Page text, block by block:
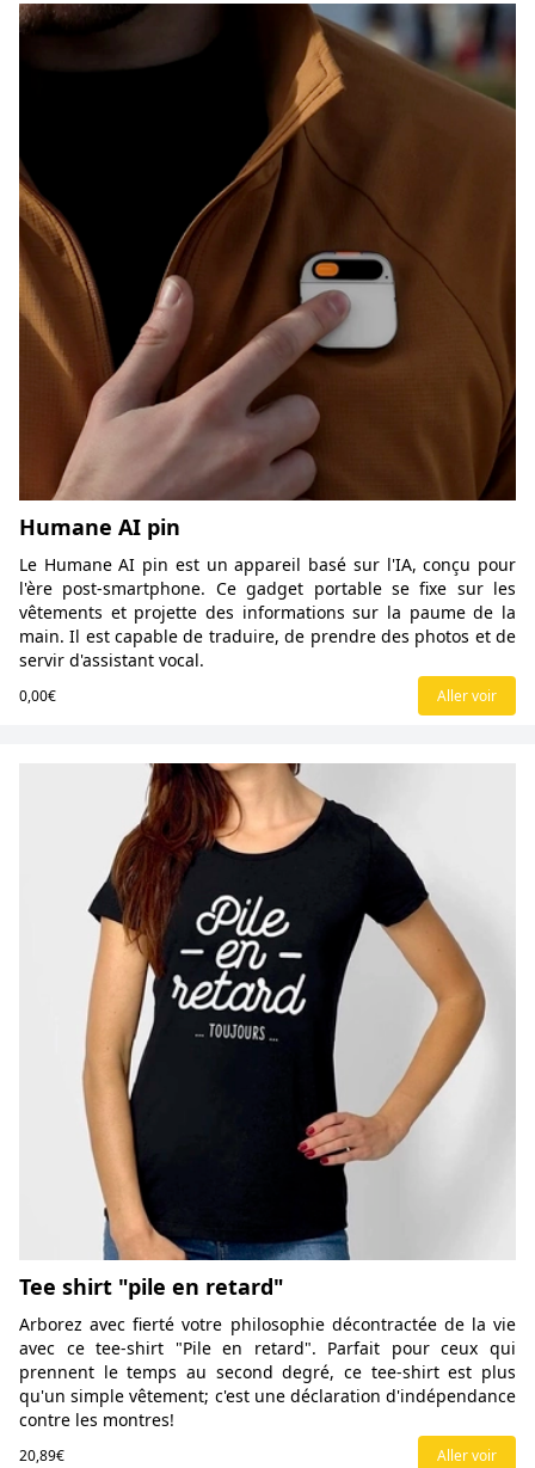
Humane AI pin
Le Humane AI pin est un appareil basé sur l'IA, conçu pour
l'ère post-smartphone. Ce gadget portable se fixe sur les
vêtements et projette des informations sur la paume de la
main. Il est capable de traduire, de prendre des photos et de
servir d'assistant vocal.
0,00€ Aller voir
Tee shirt "pile en retard"
Arborez avec fierté votre philosophie décontractée de la vie
avec ce tee-shirt "Pile en retard". Parfait pour ceux qui
prennent le temps au second degré, ce tee-shirt est plus
qu'un simple vêtement; c'est une déclaration d'indépendance
contre les montres!
20,89€ Aller voir